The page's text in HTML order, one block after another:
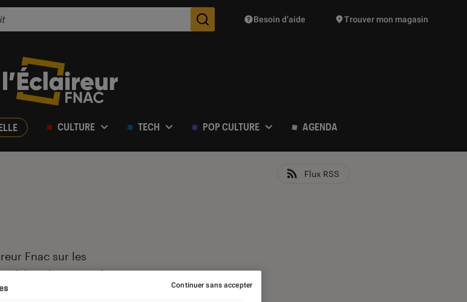
Des suggestions de produits vont vous être proposées
Besoin d’aide Trouver mon magasin
CULTURE TECH POP CULTURE AGENDA
Flux RSS
Fnac sur les
à la culture numérique et
Continuer sans accepter